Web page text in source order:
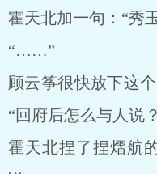
霍天北加一句：“秀
“……”
顾云筝很快放下这
“回府后怎么与人说
霍天北捏了捏熠航